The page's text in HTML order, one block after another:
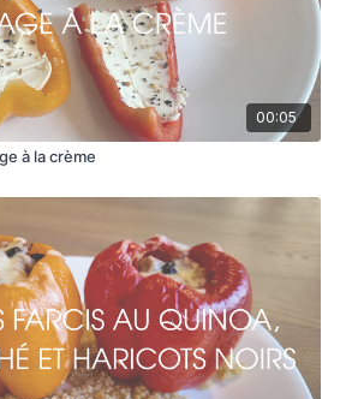
00:05
à la crème